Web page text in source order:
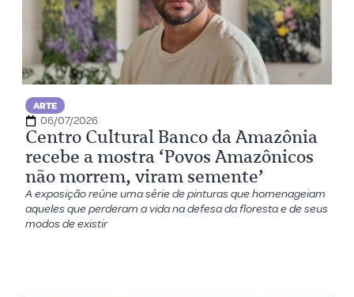
ARTE
06/07/2026
Centro Cultural Banco da Amazônia
recebe a mostra ‘Povos Amazônicos
não morrem, viram semente’
A exposição reúne uma série de pinturas que homenageiam
aqueles que perderam a vida na defesa da floresta e de seus
modos de existir